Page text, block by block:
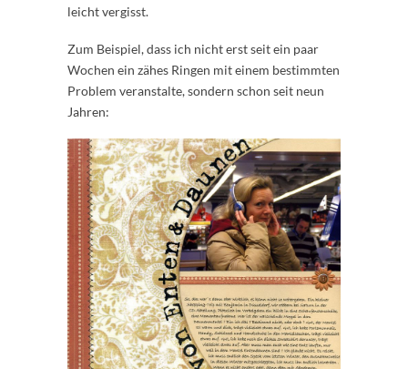
leicht vergisst.
Zum Beispiel, dass ich nicht erst seit ein paar
Wochen ein zähes Ringen mit einem bestimmten
Problem veranstalte, sondern schon seit neun
Jahren: